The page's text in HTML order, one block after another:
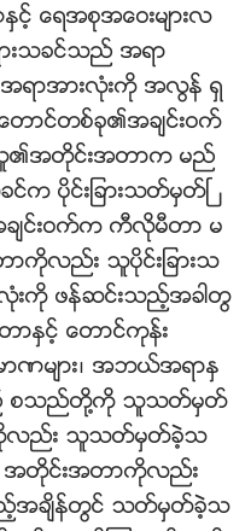
င့္ ေရအစုအေဝးမ်ားလ
သခင္သည္ အရာ
ရာအားလုံးကို အလြန္ ရွ
ေတာင္တစ္ခု၏အခ်င္းဝက္
အတိုင္းအတာက မည္
ပိုင္းျခားသတ္မွတ္ၿ
အခ်င္းဝက္က ကီလိုမီတာ မ
လည္း သူပိုင္းျခားသ
းကို ဖန္ဆင္းသည့္အခါတြ
ႏွင့္ ေတာင္ကုန္း
ဏမ်ား၊ အဘယ္အရာႏွ
စသည္တို႔ကို သူသတ္မွတ္
ကိုလည္း သူသတ္မွတ္ခဲ့သ
၏ အတိုင္းအတာကိုလည္း
အခ်ိန္တြင္ သတ္မွတ္ခဲ့သ